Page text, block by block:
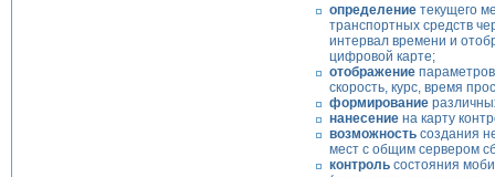
определение текущего
транспортных средств
интервал времени и
цифровой карте;
отображение
скорость, курс, время
формирование
нанесение на карту
возможность создания
мест с общим сервером
контроль состояния